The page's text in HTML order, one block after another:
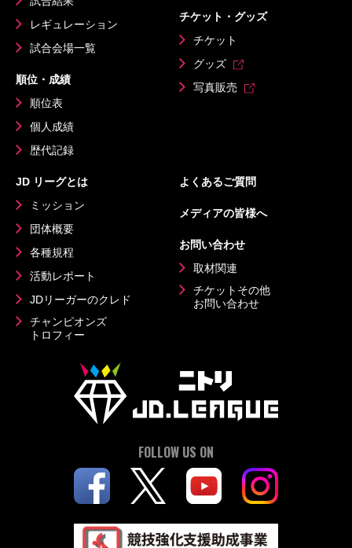
レギュレーション
試合会場一覧
順位・成績
順位表
個人成績
歴代記録
チケット・グッズ
チケット
グッズ
写真販売
JD リーグとは
ミッション
団体概要
各種規程
活動レポート
JDリーガーのクレド
チャンピオンズ
トロフィー
よくあるご質問
メディアの皆様へ
お問い合わせ
取材関連
チケットその他
お問い合わせ
FOLLOW US ON